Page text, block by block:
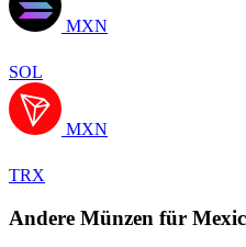
MXN
SOL
MXN
TRX
Andere Münzen für